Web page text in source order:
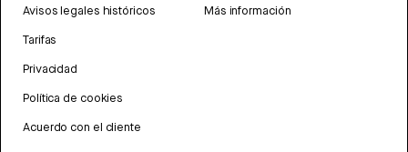
Avisos legales históricos
Tarifas
Privacidad
Política de cookies
Acuerdo con el cliente
Más información